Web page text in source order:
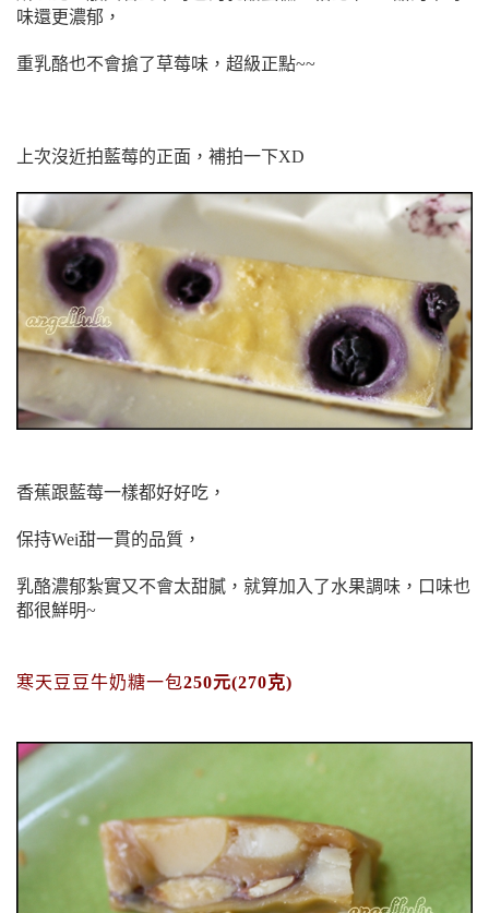
味還更濃郁，
重乳酪也不會搶了草莓味，超級正點~~
上次沒近拍藍莓的正面，補拍一下XD
香蕉跟藍莓一樣都好好吃，
保持Wei甜一貫的品質，
乳酪濃郁紮實又不會太甜膩，就算加入了水果調味，口味也
都很鮮明~
寒天豆 豆牛奶糖一包250元(270克)